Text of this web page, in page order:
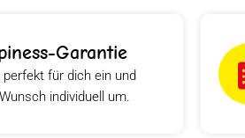
Garantie
für dich ein und
individuell um.